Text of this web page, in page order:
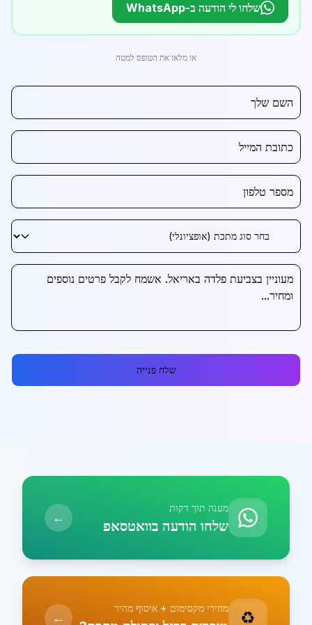
שלחו לי הודעה ב-WhatsApp
או מלאו את הטופס למטה
שלח פנייה
מענה תוך דקות
שלחו הודעה בוואטסאפ ←
♻️ מחירי מקסימום + איסוף מהיר
←